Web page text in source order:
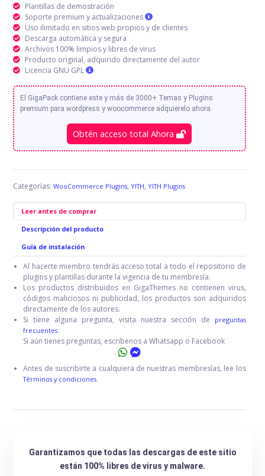
Plantillas de demostración
Soporte premium y actualizaciones
Uso ilimitado en sitios web propios y de clientes
Descarga automática y segura
Archivos 100% limpios y libres de virus
Producto original, adquirido directamente del autor
Licencia GNU GPL
El GigaPack contiene este y más de 3000+ Temas y Plugins
premium para wordpress y woocommerce adquierelo ahora.
Obtén acceso total Ahora
Categorías:WooCommerce Plugins,YITH,YITH Plugins
Leer antes de comprar
Descripción del producto
Guía de instalación
Al hacerte miembro tendrás acceso total a todo el repositorio de
plugins y plantillas durante la vigencia de tu membresía.
Los productos distribuidos en GigaThemes no contienen virus,
códigos maliciosos ni publicidad, los productos son adquiridos
directamente de los autores.
Si tiene alguna pregunta, visita nuestra sección de
preguntas
frecuentes.
Si aún tienes preguntas, escribenos a Whatsapp o Facebook
Antes de suscribirte a cualquiera de nuestras membresías, lee los
Términos y condiciones.
Garantizamos que todas las descargas de este sitio
están 100% libres de virus y malware.